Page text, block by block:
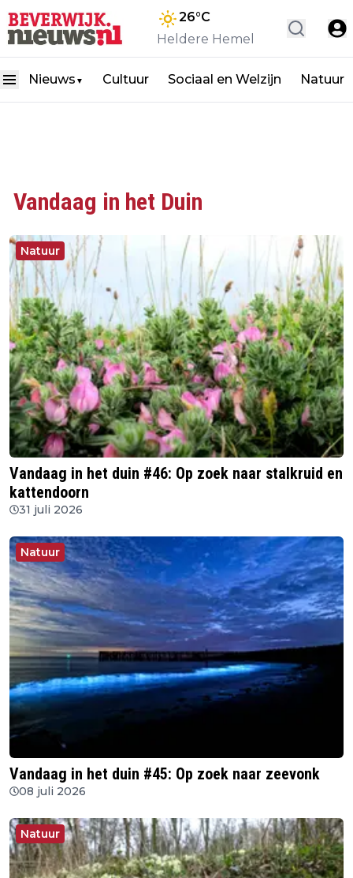
26°C
Heldere Hemel
Nieuws ▼ Cultuur Sociaal en Welzijn Natuur
Vandaag in het Duin
Natuur
Vandaag in het duin #46: Op zoek naar stalkruid en
kattendoorn
31 juli 2026
Natuur
Vandaag in het duin #45: Op zoek naar zeevonk
08 juli 2026
Natuur